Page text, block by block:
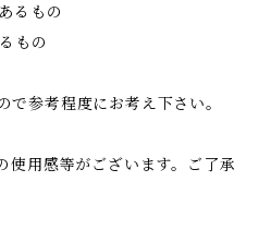
るもの
もの
参考程度にお考え下さい。
用感等がございます。ご了承